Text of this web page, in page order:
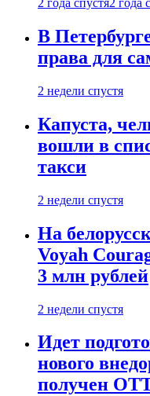
2 года спустя2 года
В
права для
2 недели спустя
Капуста,
вошли в
такси
2 недели спустя
На
Voyah
3 млн рублей
2 недели спустя
Идет
нового
получен